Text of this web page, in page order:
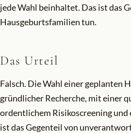
jede Wahl beinhaltet. Das ist das
Hausgeburtsfamilien tun.
Das Urteil
Falsch. Die Wahl einer geplanten
gründlicher Recherche, mit einer
ordentlichem Risikoscreening und
ist das Gegenteil von